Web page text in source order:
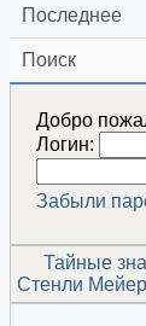
Последнее
Поиск
Добро
Логин:
Забыли
Тайные
Стенли